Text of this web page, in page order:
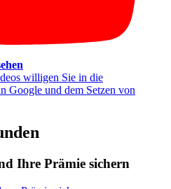
willigen Sie in die
Google und dem Setzen von
Ihre Prämie sichern